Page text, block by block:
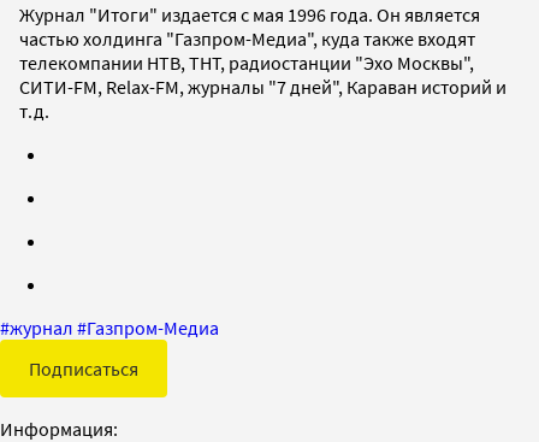
Журнал "Итоги" издается с мая 1996 года. Он является
частью холдинга "Газпром-Медиа", куда также входят
телекомпании НТВ, ТНТ, радиостанции "Эхо Москвы",
CИТИ-FM, Relax-FM, журналы "7 дней", Караван историй и
т.д.
#журнал #Газпром-Медиа
Подписаться
Информация: